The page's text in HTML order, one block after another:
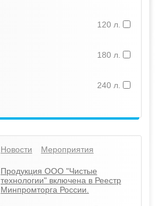
120 л.
180 л.
240 л.
Новости Мероприятия
Продукция ООО "Чистые
технологии" включена в Реестр
Минпромторга России.